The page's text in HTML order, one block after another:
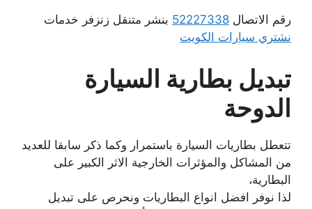
رقم الاتصال 52227338 بنشر متنقل زنزفر خدمات
نشتري سيارات الكويت
تبديل بطارية السيارة
الدوحة
تتعطل بطاريات السيارة باستمرار وكما ذكر سابقا للعديد
من المشاكل والمؤثرات الخارجية الاثر الكبير على
البطارية،
لذا نوفر افضل انواع البطاريات ونحرص على تبديل